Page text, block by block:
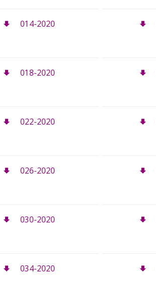
014-2020
018-2020
022-2020
026-2020
030-2020
034-2020